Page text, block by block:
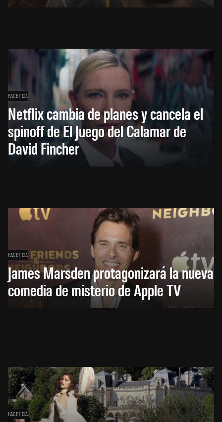
HACE 1 DÍA
Netflix cambia de planes y cancela el
spinoff de El Juego del Calamar de
David Fincher
HACE 1 DÍA
James Marsden protagonizará la nueva
comedia de misterio de Apple TV
HACE 1 DÍA